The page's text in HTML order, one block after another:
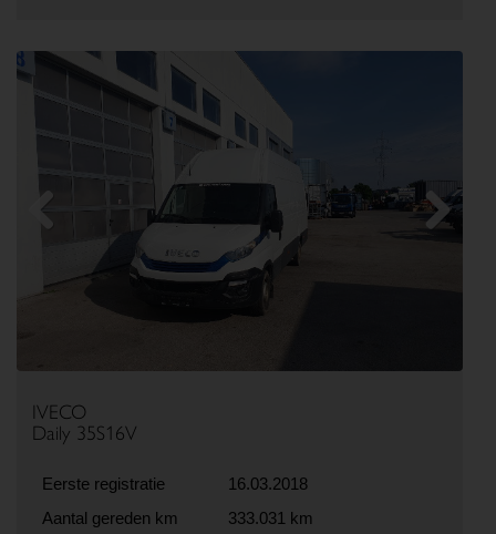
IVECO
Daily 35S16V
Eerste registratie
16.03.2018
Aantal gereden km
333.031 km